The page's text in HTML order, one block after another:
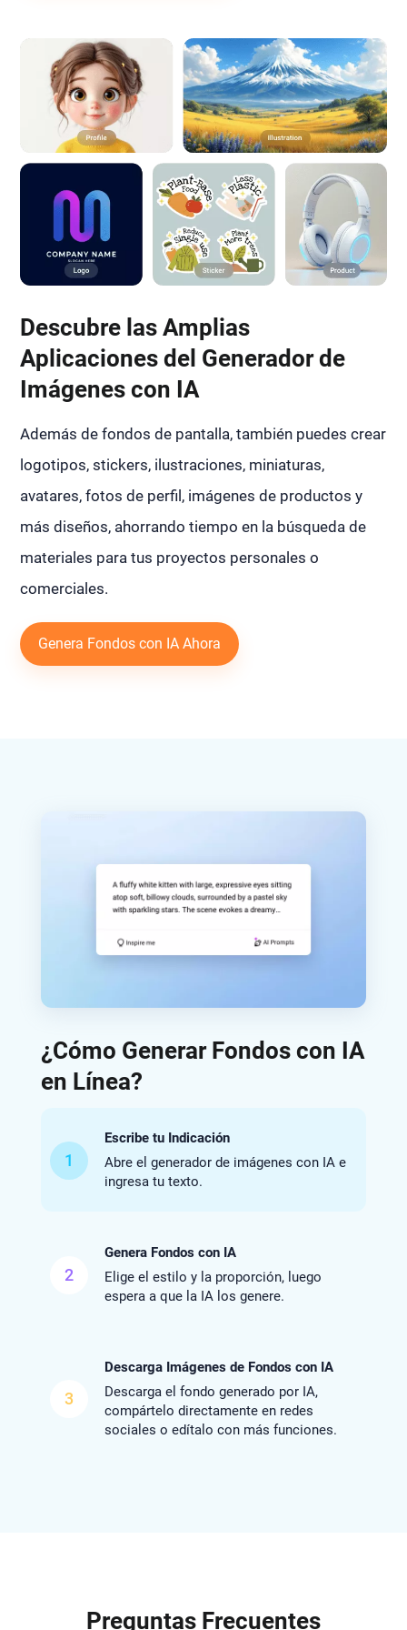
Descubre las Amplias
Aplicaciones del Generador de
Imágenes con IA
Además de fondos de pantalla, también puedes crear
logotipos, stickers, ilustraciones, miniaturas,
avatares, fotos de perfil, imágenes de productos y
más diseños, ahorrando tiempo en la búsqueda de
materiales para tus proyectos personales o
comerciales.
Genera Fondos con IA Ahora
¿Cómo Generar Fondos con IA
en Línea?
1
Escribe tu Indicación
Abre el generador de imágenes con IA e
ingresa tu texto.
2
Genera Fondos con IA
Elige el estilo y la proporción, luego
espera a que la IA los genere.
3
Descarga Imágenes de Fondos con IA
Descarga el fondo generado por IA,
compártelo directamente en redes
sociales o edítalo con más funciones.
Preguntas Frecuentes